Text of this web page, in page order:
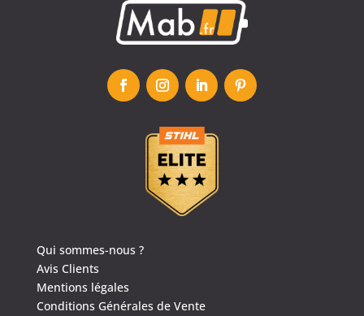
Qui sommes-nous ?
Avis Clients
Mentions légales
Conditions Générales de Vente